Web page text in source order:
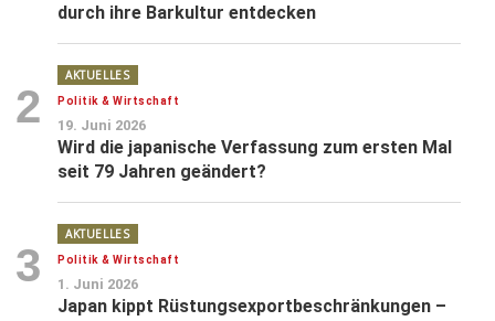
durch ihre Barkultur entdecken
2
AKTUELLES
Politik & Wirtschaft
19. Juni 2026
Wird die japanische Verfassung zum ersten Mal
seit 79 Jahren geändert?
3
AKTUELLES
Politik & Wirtschaft
1. Juni 2026
Japan kippt Rüstungsexportbeschränkungen –